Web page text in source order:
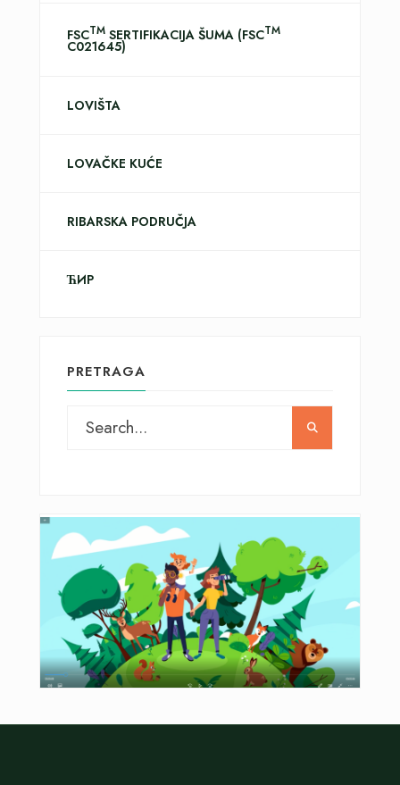
FSCTM SERTIFIKACIJA ŠUMA (FSCTM
C021645)
LOVIŠTA
LOVAČKE KUĆE
RIBARSKA PODRUČJA
ЋИР
PRETRAGA